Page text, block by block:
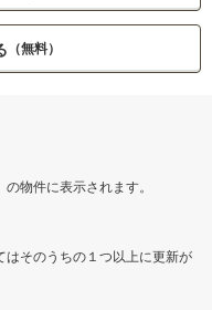
（無料）
物件に表示されます。
そのうちの１つ以上に更新が